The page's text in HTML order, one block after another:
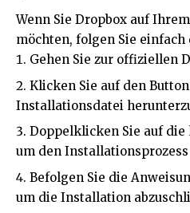
Wenn Sie Dropbox auf
möchten, folgen Sie
Gehen Sie zur offiziellen
Klicken Sie auf den
Installationsdatei
Doppelklicken Sie auf
um den
Befolgen Sie die
um die Installation